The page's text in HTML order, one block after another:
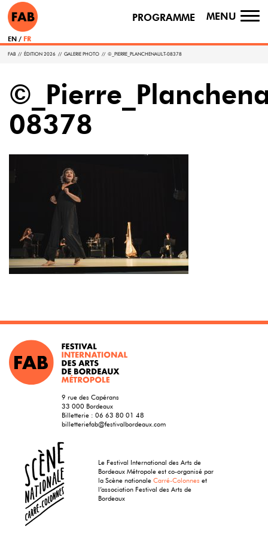
PROGRAMME MENU
EN FR
FAB // ÉDITION 2026 // GALERIE PHOTO // ©_PIERRE_PLANCHENAULT-08378
08378
9 rue des Capérans
33 000 Bordeaux
Billetterie : 06 63 80 01 48
billetteriefab@festivalbordeaux.com
Le Festival International des Arts de
Bordeaux Métropole est co-organisé par
la Scène nationaleCarré-Colonnes et
l’association Festival des Arts de
Bordeaux